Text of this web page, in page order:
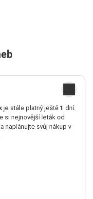
je stále platný ještě 1 dní.
si nejnovější leták od
naplánujte svůj nákup v